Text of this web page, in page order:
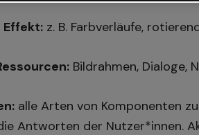
Effekt: z. B. Farbverläufe,
Bildrahmen, Dialoge,
alle Arten von Komponenten
Antworten der Nutzer*innen.